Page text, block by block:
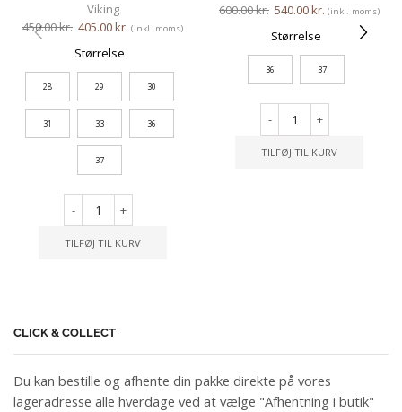
Viking
450.00kr. 405.00kr. (inkl. moms)
Størrelse
28 29 30
31 33 36
37
- +
TILFØJ TIL KURV
600.00kr. 540.00kr. (inkl. moms)
Størrelse
36 37
- +
TILFØJ TIL KURV
CLICK & COLLECT
Du kan bestille og afhente din pakke direkte på vores
lageradresse alle hverdage ved at vælge "Afhentning i butik"